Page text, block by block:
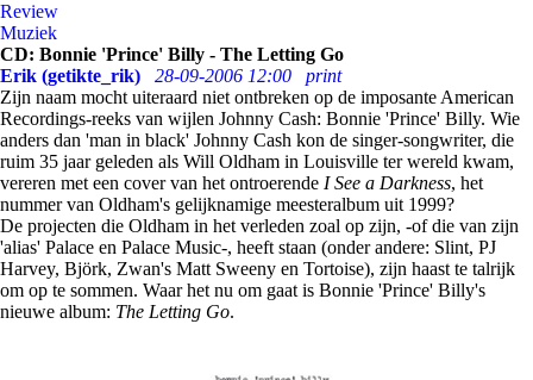
Review
Muziek
CD: Bonnie 'Prince' Billy - The Letting Go
Erik (getikte_rik)
28-09-2006 12:00
print
Zijn naam mocht uiteraard niet ontbreken op de imposante American
Recordings-reeks van wijlen Johnny Cash: Bonnie 'Prince' Billy. Wie
anders dan 'man in black' Johnny Cash kon de singer-songwriter, die
ruim 35 jaar geleden als Will Oldham in Louisville ter wereld kwam,
vereren met een cover van het ontroerende I See a Darkness, het
nummer van Oldham's gelijknamige meesteralbum uit 1999?
De projecten die Oldham in het verleden zoal op zijn, -of die van zijn
'alias' Palace en Palace Music-, heeft staan (onder andere: Slint, PJ
Harvey, Björk, Zwan's Matt Sweeny en Tortoise), zijn haast te talrijk
om op te sommen. Waar het nu om gaat is Bonnie 'Prince' Billy's
nieuwe album: The Letting Go.